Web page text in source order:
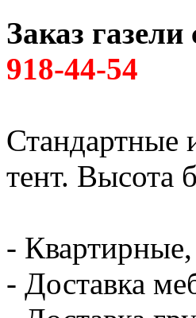
Заказ
918-44-54
Стандартные
тент. Высота
-
- Доставка